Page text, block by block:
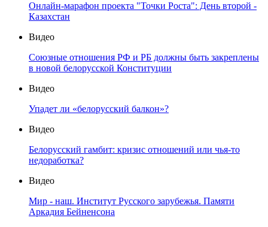
Онлайн-марафон проекта "Точки Роста": День второй -
Казахстан
Видео
Союзные отношения РФ и РБ должны быть закреплены
в новой белорусской Конституции
Видео
Упадет ли «белорусский балкон»?
Видео
Белорусский гамбит: кризис отношений или чья-то
недоработка?
Видео
Мир - наш. Институт Русского зарубежья. Памяти
Аркадия Бейненсона